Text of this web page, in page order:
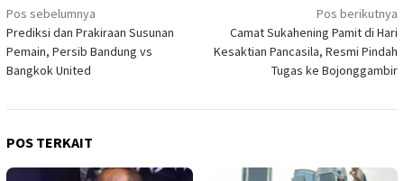
Navigasi
pos
Pos sebelumnya
Prediksi dan Prakiraan Susunan
Pemain, Persib Bandung vs
Bangkok United
Pos berikutnya
Camat Sukahening Pamit di Hari
Kesaktian Pancasila, Resmi Pindah
Tugas ke Bojonggambir
POS TERKAIT